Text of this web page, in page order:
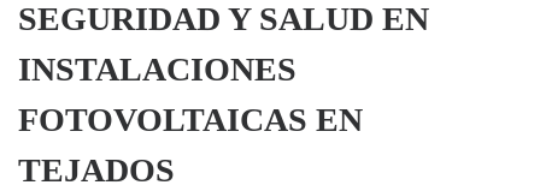
SEGURIDAD Y SALUD EN
INSTALACIONES
FOTOVOLTAICAS EN
TEJADOS